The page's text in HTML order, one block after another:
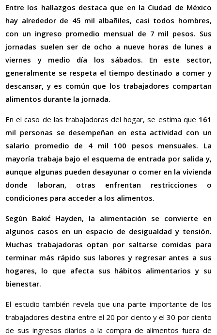
Entre los hallazgos destaca que en la Ciudad de México
hay alrededor de 45 mil albañiles, casi todos hombres,
con un ingreso promedio mensual de 7 mil pesos. Sus
jornadas suelen ser de ocho a nueve horas de lunes a
viernes y medio día los sábados. En este sector,
generalmente se respeta el tiempo destinado a comer y
descansar, y es común que los trabajadores compartan
alimentos durante la jornada.
En el caso de las trabajadoras del hogar, se estima que 161
mil personas se desempeñan en esta actividad con un
salario promedio de 4 mil 100 pesos mensuales. La
mayoría trabaja bajo el esquema de entrada por salida y,
aunque algunas pueden desayunar o comer en la vivienda
donde laboran, otras enfrentan restricciones o
condiciones para acceder a los alimentos.
Según Bakić Hayden, la alimentación se convierte en
algunos casos en un espacio de desigualdad y tensión.
Muchas trabajadoras optan por saltarse comidas para
terminar más rápido sus labores y regresar antes a sus
hogares, lo que afecta sus hábitos alimentarios y su
bienestar.
El estudio también revela que una parte importante de los
trabajadores destina entre el 20 por ciento y el 30 por ciento
de sus ingresos diarios a la compra de alimentos fuera de